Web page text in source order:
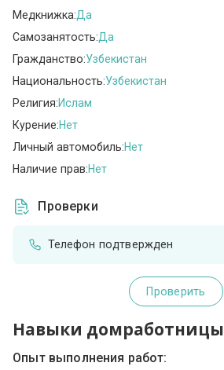
Медкнижка:Да
Самозанятость:Да
Гражданство:Узбекистан
Национальность:Узбекистан
Религия:Ислам
Курение:Нет
Личный автомобиль:Нет
Наличие прав:Нет
Проверки
Телефон подтвержден
Проверить
Навыки домработницы
Опыт выполнения работ: